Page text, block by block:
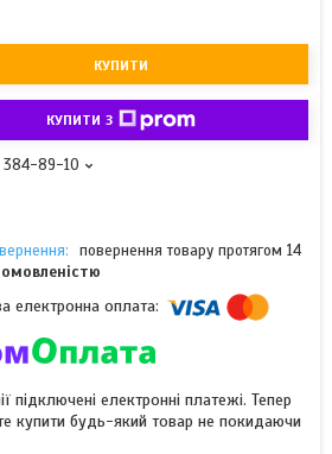
КУПИТИ
КУПИТИ З
384-89-10
повернення товару протягом 14
підключені електронні платежі. Тепер
купити будь-який товар не покидаючи